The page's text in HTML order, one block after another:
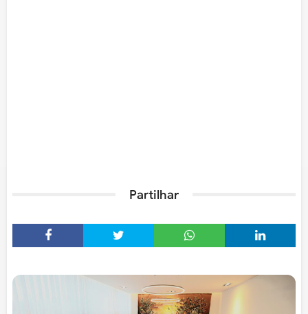
Partilhar